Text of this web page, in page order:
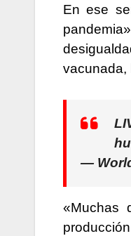
En ese
vacunada,
—
«Muchas